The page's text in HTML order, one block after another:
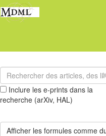
Inclure les e-prints dans la
recherche (arXiv, HAL)